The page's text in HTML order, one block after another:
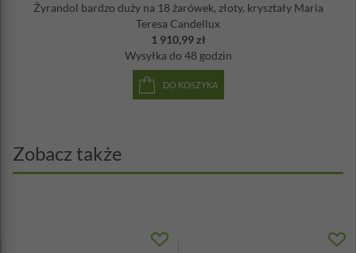
Żyrandol bardzo duży na 18 żarówek, złoty, kryształy Maria
Teresa Candellux
1 910,99 zł
Wysyłka do 48 godzin
DO KOSZYKA
Zobacz także